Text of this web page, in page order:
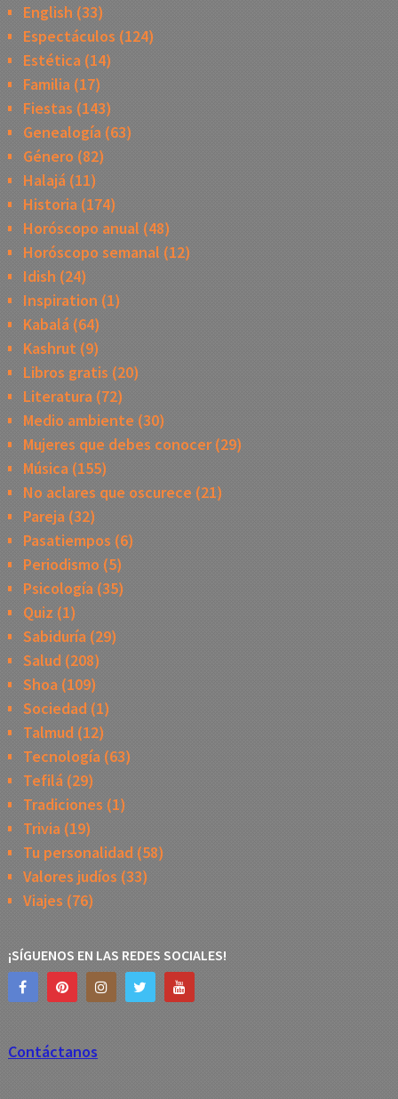
English (33)
Espectáculos (124)
Estética(14)
Familia(17)
Fiestas (143)
Genealogía(63)
Género (82)
Halajá(11)
Historia(174)
Horóscopo anual (48)
Horóscopo semanal (12)
Idish (24)
Inspiration (1)
Kabalá(64)
Kashrut (9)
Libros gratis (20)
Literatura(72)
Medio ambiente (30)
Mujeres que debes conocer(29)
Música(155)
No aclares que oscurece (21)
Pareja(32)
Pasatiempos (6)
Periodismo (5)
Psicología(35)
Quiz (1)
Sabiduría(29)
Salud (208)
Shoa(109)
Sociedad(1)
Talmud (12)
Tecnología(63)
Tefilá(29)
Tradiciones (1)
Trivia(19)
Tu personalidad(58)
Valores judíos (33)
Viajes (76)
¡SÍGUENOS EN LAS REDES SOCIALES!
Contáctanos